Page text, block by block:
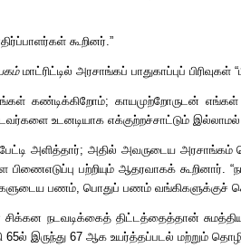
கூறினர்.”
மாட்ரிட்டில் அரசாங்கப் பாதுகாப்புப் பிரிவுகள் “
கண்டிக்கிறோம்;காயமுற்றோருடன்
உடனடியாக எக்குற்றச்சாட்டும்
அளித்தார்; அதில் அவருடைய அரசாங்கம்
பற்றியும் ஆதரவாகக் கூறினார். “
பணம், பொதுப் பணம் வங்கிகளுக்குச்
நடவடிக்கைத் திட்டத்தைத்தான்
65ல் இருந்து 67 ஆக உயர்த்தப்படல் மற்றும்